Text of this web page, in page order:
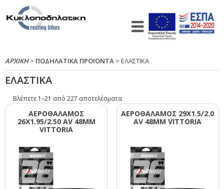
ΑΡΧΙΚΉ> ΠΟΔΗΛΑΤΙΚΑ ΠΡΟΪΟΝΤΑ > ΕΛΑΣΤΙΚΑ
ΕΛΑΣΤΙΚΑ
Βλέπετε 1–21 από 227 αποτελέσματα
ΑΕΡΟΘΑΛΑΜΟΣ
26Χ1.95/2.50 ΑV 48ΜΜ
VΙΤΤΟRΙΑ
ΑΕΡΟΘΑΛΑΜΟΣ 29Χ1.5/2.0
ΑV 48ΜΜ VΙΤΤΟRΙΑ